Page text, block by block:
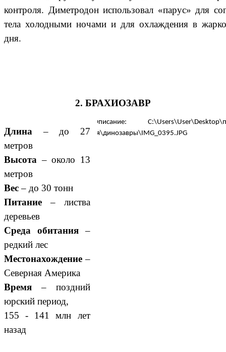
контроля. Диметродон использовал «парус» для
тела холодными ночами и для охлаждения в
дня.
2. БРАХИОЗАВР
Длина – до 27
метров
Высота – около 13
метров
Вес– до 30 тонн
Питание – листва
деревьев
Среда обитания–
редкий лес
Местонахождение –
Северная Америка
Время – поздний
юрский период,
155 - 141 млн лет
назад